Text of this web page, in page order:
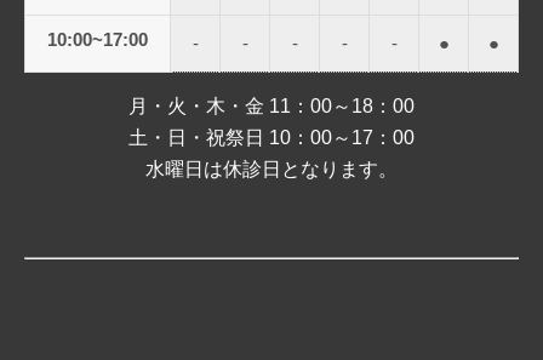
10:00~17:00 - - - - - ● ●
月・火・木・金 11：00～18：00
土・日・祝祭日 10：00～17：00
水曜日は休診日となります。